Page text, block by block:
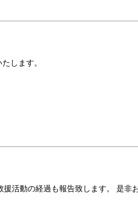
します。
活動の経過も報告致します。 是非